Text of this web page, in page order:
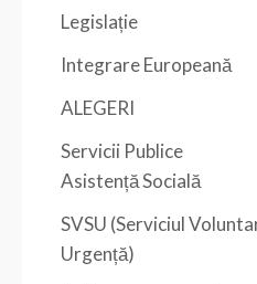
Legislație
Integrare Europeană
ALEGERI
Servicii Publice
Asistență Socială
SVSU (Serviciul
Urgență)